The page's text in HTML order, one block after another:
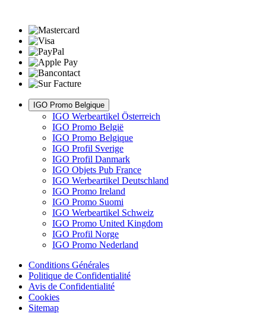
IGO Promo Belgique
IGO Werbeartikel Österreich
IGO Promo België
IGO Promo Belgique
IGO Profil Sverige
IGO Profil Danmark
IGO Objets Pub France
IGO Werbeartikel Deutschland
IGO Promo Ireland
IGO Promo Suomi
IGO Werbeartikel Schweiz
IGO Promo United Kingdom
IGO Profil Norge
IGO Promo Nederland
Conditions Générales
Politique de Confidentialité
Avis de Confidentialité
Cookies
Sitemap